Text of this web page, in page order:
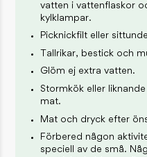
vatten i vattenflaskor
kylklampar.
Picknickfilt eller
Tallrikar, bestick och
Glöm ej extra vatten.
Stormkök eller
mat.
Mat och dryck efter
Förbered någon
speciell av de små.